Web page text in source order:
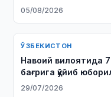
05/08/2026
ЎЗБЕКИСТОН
Навоий вилоятида
бағрига қўйиб
29/07/2026